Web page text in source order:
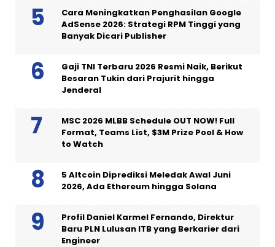
Cara Meningkatkan Penghasilan Google
AdSense 2026: Strategi RPM Tinggi yang
Banyak Dicari Publisher
Gaji TNI Terbaru 2026 Resmi Naik, Berikut
Besaran Tukin dari Prajurit hingga
Jenderal
MSC 2026 MLBB Schedule OUT NOW! Full
Format, Teams List, $3M Prize Pool & How
to Watch
5 Altcoin Diprediksi Meledak Awal Juni
2026, Ada Ethereum hingga Solana
Profil Daniel Karmel Fernando, Direktur
Baru PLN Lulusan ITB yang Berkarier dari
Engineer